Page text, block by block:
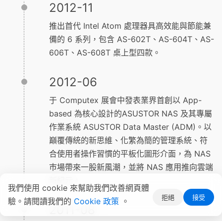
我們使用 cookie 來幫助我們改善網頁體
驗。請閱讀我們的 Cookie 政策 。 拒絕 接受
2012-11
推出首代 Intel Atom 處理器具高效能與節能兼
備的 6 系列，包含 AS-602T、AS-604T、AS-
606T、AS-608T 桌上型四款。
2012-06
于 Computex 展會中發表業界首創以 App-
based 為核心設計的ASUSTOR NAS 及其專屬
作業系統 ASUSTOR Data Master (ADM)。以
巔覆傳統的新思維、化繁為簡的管理系統、符
合使用者操作習慣的平板化圖形介面，為 NAS
巿場帶來一股新風潮，並將 NAS 應用推向雲端
2011-08